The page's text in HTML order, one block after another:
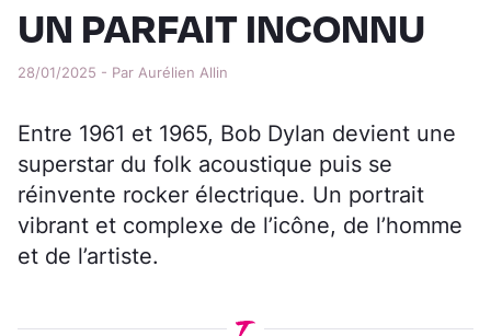
UN PARFAIT INCONNU
28/01/2025 - Par Aurélien Allin
Entre 1961 et 1965, Bob Dylan devient une
superstar du folk acoustique puis se
réinvente rocker électrique. Un portrait
vibrant et complexe de l’icône, de l’homme
et de l’artiste.